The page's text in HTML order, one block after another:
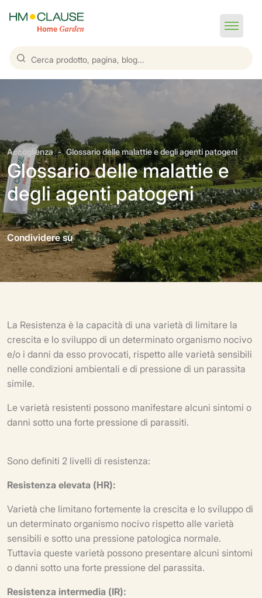
Accoglienza Glossario delle malattie e degli agenti patogeni
Glossario delle malattie e
degli agenti patogeni
Condividere su
La Resistenza è la capacità di una varietà di limitare la
crescita e lo sviluppo di un determinato organismo nocivo
e/o i danni da esso provocati, rispetto alle varietà sensibili
nelle condizioni ambientali e di pressione di un parassita
simile.
Le varietà resistenti possono manifestare alcuni sintomi o
danni sotto una forte pressione di parassiti.
Sono definiti 2 livelli di resistenza:
Resistenza elevata (HR):
Varietà che limitano fortemente la crescita e lo sviluppo di
un determinato organismo nocivo rispetto alle varietà
sensibili e sotto una pressione patologica normale.
Tuttavia queste varietà possono presentare alcuni sintomi
o danni sotto una forte pressione del parassita.
Resistenza intermedia (IR):